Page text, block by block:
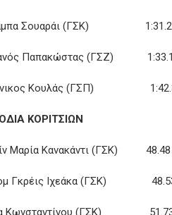
Σουαράι (ΓΣΚ)
Παπακώστας (ΓΣΖ)
Κουλάς (ΓΣΠ)
ΚΟΡΙΤΣΙΩΝ
Μαρία Κανακάντι (ΓΣΚ) 48.48
Γκρέις Ιχεάκα (ΓΣΚ)
Κωνσταντίνου (ΓΣΚ)